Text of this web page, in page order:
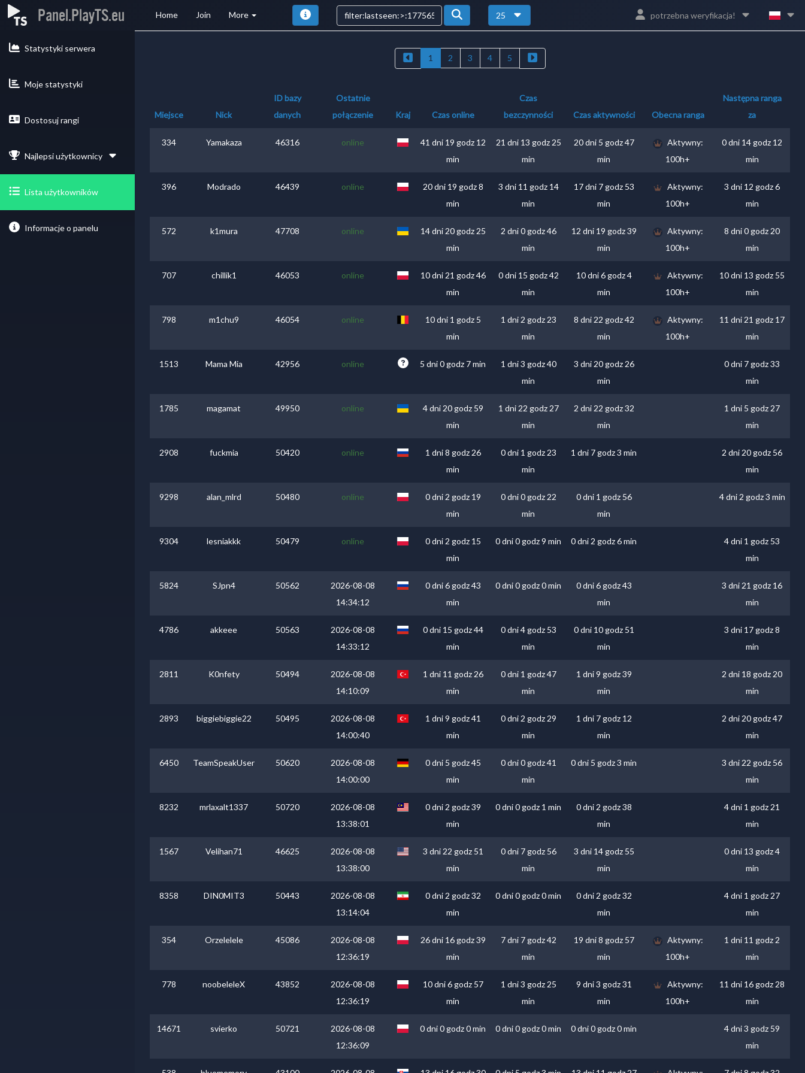
Panel.PlayTS.eu Home Join More 25 potrzebna weryfikacja!
Statystyki serwera
Moje statystyki
Dostosuj rangi
Najlepsi użytkownicy
Lista użytkowników
Informacje o panelu
1 2 3 4 5
Miejsce Nick
ID bazy
danych
Ostatnie
połączenie
Kraj Czas online
Czas
bezczynności
Czas aktywności Obecna ranga
Następna ranga
za
334 Yamakaza 46316 online
41 dni 19 godz 12
min
21 dni 13 godz 25
min
20 dni 5 godz 47
min
Aktywny:
100h+
0 dni 14 godz 12
min
396 Modrado 46439 online
20 dni 19 godz 8
min
3 dni 11 godz 14
min
17 dni 7 godz 53
min
Aktywny:
100h+
3 dni 12 godz 6
min
572 k1mura 47708 online
14 dni 20 godz 25
min
2 dni 0 godz 46
min
12 dni 19 godz 39
min
Aktywny:
100h+
8 dni 0 godz 20
min
707 chillik1 46053 online
10 dni 21 godz 46
min
0 dni 15 godz 42
min
10 dni 6 godz 4
min
Aktywny:
100h+
10 dni 13 godz 55
min
798 m1chu9 46054 online
10 dni 1 godz 5
min
1 dni 2 godz 23
min
8 dni 22 godz 42
min
Aktywny:
100h+
11 dni 21 godz 17
min
1513 Mama Mia 42956 online 5 dni 0 godz 7 min
1 dni 3 godz 40
min
3 dni 20 godz 26
min
0 dni 7 godz 33
min
1785 magamat 49950 online
4 dni 20 godz 59
min
1 dni 22 godz 27
min
2 dni 22 godz 32
min
1 dni 5 godz 27
min
2908 fuckmia 50420 online
1 dni 8 godz 26
min
0 dni 1 godz 23
min
1 dni 7 godz 3 min
2 dni 20 godz 56
min
9298 alan_mlrd 50480 online
0 dni 2 godz 19
min
0 dni 0 godz 22
min
0 dni 1 godz 56
min
4 dni 2 godz 3 min
9304 lesniakkk 50479 online
0 dni 2 godz 15
min
0 dni 0 godz 9 min 0 dni 2 godz 6 min
4 dni 1 godz 53
min
5824 SJpn4 50562
2026-08-08
14:34:12
0 dni 6 godz 43
min
0 dni 0 godz 0 min
0 dni 6 godz 43
min
3 dni 21 godz 16
min
4786 akkeee 50563
2026-08-08
14:33:12
0 dni 15 godz 44
min
0 dni 4 godz 53
min
0 dni 10 godz 51
min
3 dni 17 godz 8
min
2811 K0nfety 50494
2026-08-08
14:10:09
1 dni 11 godz 26
min
0 dni 1 godz 47
min
1 dni 9 godz 39
min
2 dni 18 godz 20
min
2893 biggiebiggie22 50495
2026-08-08
14:00:40
1 dni 9 godz 41
min
0 dni 2 godz 29
min
1 dni 7 godz 12
min
2 dni 20 godz 47
min
6450 TeamSpeakUser 50620
2026-08-08
14:00:00
0 dni 5 godz 45
min
0 dni 0 godz 41
min
0 dni 5 godz 3 min
3 dni 22 godz 56
min
8232 mrlaxalt1337 50720
2026-08-08
13:38:01
0 dni 2 godz 39
min
0 dni 0 godz 1 min
0 dni 2 godz 38
min
4 dni 1 godz 21
min
1567 Velihan71 46625
2026-08-08
13:38:00
3 dni 22 godz 51
min
0 dni 7 godz 56
min
3 dni 14 godz 55
min
0 dni 13 godz 4
min
8358 DIN0MIT3 50443
2026-08-08
13:14:04
0 dni 2 godz 32
min
0 dni 0 godz 0 min
0 dni 2 godz 32
min
4 dni 1 godz 27
min
354 Orzelelele 45086
2026-08-08
12:36:19
26 dni 16 godz 39
min
7 dni 7 godz 42
min
19 dni 8 godz 57
min
Aktywny:
100h+
1 dni 11 godz 2
min
778 noobeleleX 43852
2026-08-08
12:36:19
10 dni 6 godz 57
min
1 dni 3 godz 25
min
9 dni 3 godz 31
min
Aktywny:
100h+
11 dni 16 godz 28
min
14671 svierko 50721
2026-08-08
12:36:09
0 dni 0 godz 0 min 0 dni 0 godz 0 min 0 dni 0 godz 0 min
4 dni 3 godz 59
min